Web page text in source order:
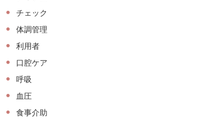
チェック
体調管理
利用者
口腔ケア
呼吸
血圧
食事介助